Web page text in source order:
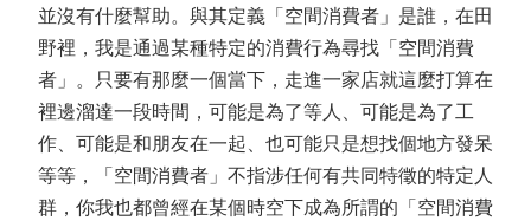
並沒有什麼幫助。與其定義「空間消費者」是誰，在田
野裡，我是通過某種特定的消費行為尋找「空間消費
者」。只要有那麼一個當下，走進一家店就這麼打算在
裡邊溜達一段時間，可能是為了等人、可能是為了工
作、可能是和朋友在一起、也可能只是想找個地方發呆
等等，「空間消費者」不指涉任何有共同特徵的特定人
群，你我也都曾經在某個時空下成為所謂的「空間消費